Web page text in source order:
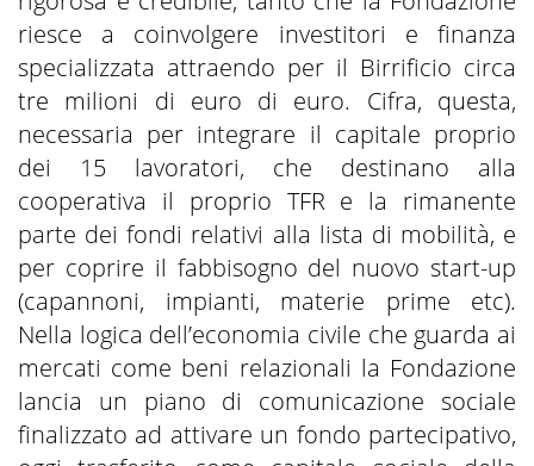
riesce a coinvolgere investitori e finanza
specializzata attraendo per il Birrificio circa
tre milioni di euro di euro. Cifra, questa,
necessaria per integrare il capitale proprio
dei 15 lavoratori, che destinano alla
cooperativa il proprio TFR e la rimanente
parte dei fondi relativi alla lista di mobilità, e
per coprire il fabbisogno del nuovo start-up
(capannoni, impianti, materie prime etc).
Nella logica dell’economia civile che guarda ai
mercati come beni relazionali la Fondazione
lancia un piano di comunicazione sociale
finalizzato ad attivare un fondo partecipativo,